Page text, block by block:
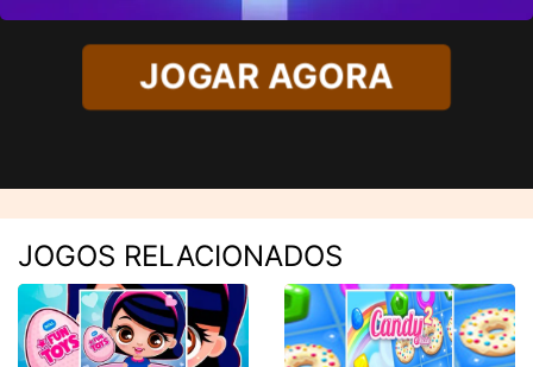
JOGAR AGORA
JOGOS RELACIONADOS